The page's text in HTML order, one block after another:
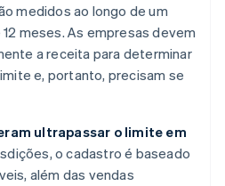
medidos ao longo de um
meses. As empresas devem
a receita para determinar
e, portanto, precisam se
ultrapassar o limite em
o cadastro é baseado
além das vendas